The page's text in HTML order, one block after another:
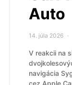
Auto
14. júla 2026
V reakcii na
navigácia
cez Apple